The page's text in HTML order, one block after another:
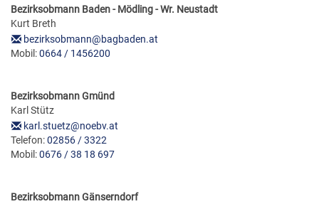
FÖRDERERNADELN
VERDIENSTKREUZE
EHRENKREUZE
JOSEF LEEB-MEDAILLE
BEZIRKSJUGENDREFERENTEN
BEZIRKSSTABFÜHRER
Bezirksobmann Baden - Mödling - Wr. Neustadt
Kurt Breth
bezirksobmann@bagbaden.at
Mobil:0664 / 1456200
Bezirksobmann Gmünd
Karl Stütz
karl.stuetz@noebv.at
Telefon:02856 / 3322
Mobil:0676 / 38 18 697
Bezirksobmann Gänserndorf